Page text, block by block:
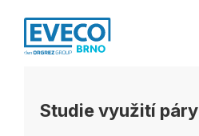
Studie využití páry